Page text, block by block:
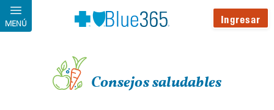
Pasar al contenido principal
MENÚ Ingresar
Consejos saludables